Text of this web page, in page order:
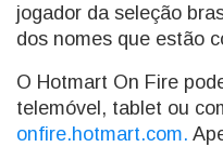
jogador da seleção
dos nomes que estão
O Hotmart On Fire
telemóvel, tablet ou
onfire.hotmart.com.